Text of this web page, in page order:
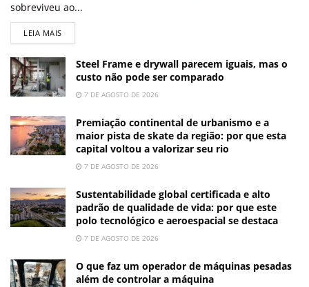
sobreviveu ao...
LEIA MAIS
Steel Frame e drywall parecem iguais, mas o
custo não pode ser comparado
7 DE AGOSTO DE 2026
Premiação continental de urbanismo e a
maior pista de skate da região: por que esta
capital voltou a valorizar seu rio
7 DE AGOSTO DE 2026
Sustentabilidade global certificada e alto
padrão de qualidade de vida: por que este
polo tecnológico e aeroespacial se destaca
7 DE AGOSTO DE 2026
O que faz um operador de máquinas pesadas
além de controlar a máquina